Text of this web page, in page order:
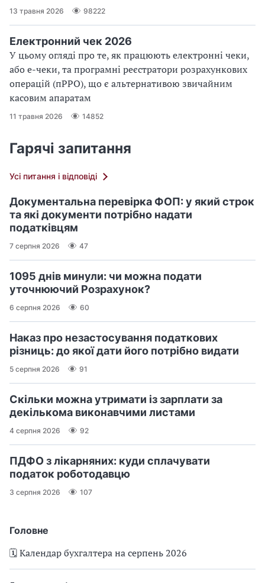
Головне
🗓️ Календар бухгалтера на серпень 2026
13 травня 2026 98222
Електронний чек 2026
У цьому огляді про те, як працюють електронні чеки,
або е-чеки, та програмні реєстратори розрахункових
операцій (пРРО), що є альтернативою звичайним
касовим апаратам
11 травня 2026 14852
Гарячі запитання
Усі питання і відповіді
Документальна перевірка ФОП: у який строк
та які документи потрібно надати
податківцям
7 серпня 2026 47
1095 днів минули: чи можна подати
уточнюючий Розрахунок?
6 серпня 2026 60
Наказ про незастосування податкових
різниць: до якої дати його потрібно видати
5 серпня 2026 91
Скільки можна утримати із зарплати за
декількома виконавчими листами
4 серпня 2026 92
ПДФО з лікарняних: куди сплачувати
податок роботодавцю
3 серпня 2026 107